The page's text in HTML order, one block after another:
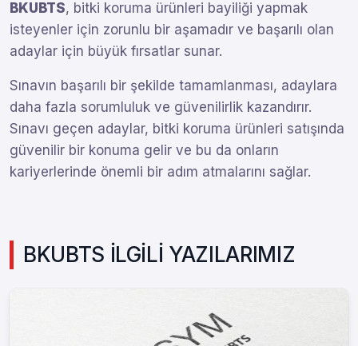
BKUBTS, bitki koruma ürünleri bayiliği yapmak
isteyenler için zorunlu bir aşamadır ve başarılı olan
adaylar için büyük fırsatlar sunar.
Sınavın başarılı bir şekilde tamamlanması, adaylara
daha fazla sorumluluk ve güvenilirlik kazandırır.
Sınavı geçen adaylar, bitki koruma ürünleri satışında
güvenilir bir konuma gelir ve bu da onların
kariyerlerinde önemli bir adım atmalarını sağlar.
BKUBTS İLGİLİ YAZILARIMIZ